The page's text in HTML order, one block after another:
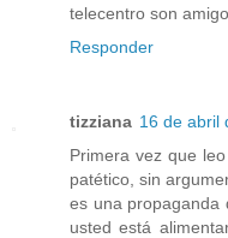
telecentro son
Responder
tizziana 16 de abril
Primera vez que
patético, sin
es una propaganda
usted está